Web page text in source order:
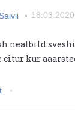
Saivii 18.03.2020
neatbild
citur kur